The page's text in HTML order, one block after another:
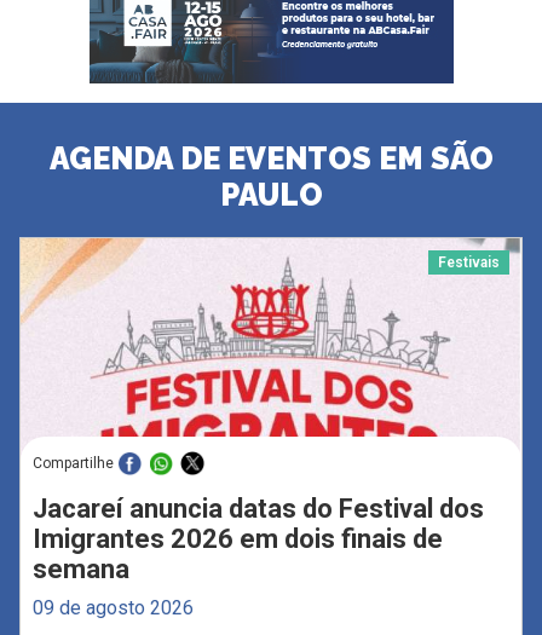
AGENDA DE EVENTOS EM SÃO
PAULO
Festivais
Compartilhe
Jacareí anuncia datas do Festival dos
Imigrantes 2026 em dois finais de
semana
09 de agosto 2026